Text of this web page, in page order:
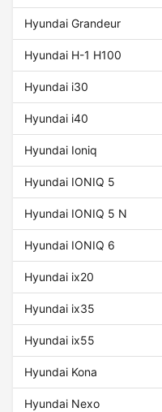
Hyundai Grandeur
Hyundai H-1 H100
Hyundai i30
Hyundai i40
Hyundai Ioniq
Hyundai IONIQ 5
Hyundai IONIQ 5 N
Hyundai IONIQ 6
Hyundai ix20
Hyundai ix35
Hyundai ix55
Hyundai Kona
Hyundai Nexo